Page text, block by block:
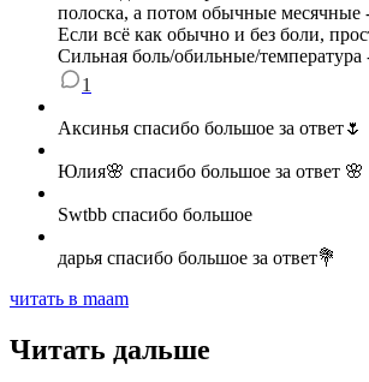
полоска, а потом обычные
Если всё как обычно и без боли,
Сильная боль/обильные/температура
1
Аксинья спасибо большое за ответ🌷
Юлия🌸 спасибо большое за ответ 🌸
Swtbb спасибо большое
дарья спасибо большое за ответ💐
читать в maam
Читать дальше